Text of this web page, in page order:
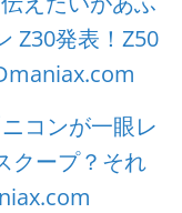
Z30発表！Z50
コンが一眼レ
クープ？それ